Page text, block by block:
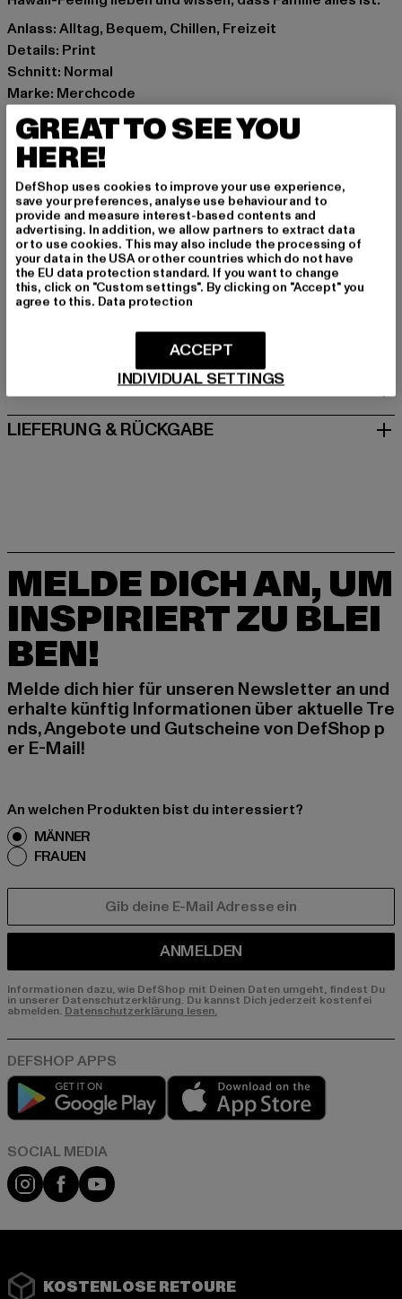
Anlass: Alltag, Bequem, Chillen, Freizeit
Details: Print
Schnitt: Normal
Marke: Merchcode
Kat.: T-Shirts
Farbe: weiß
Hersteller Farbe: white
Materialzusammensetzung: 100% Baumwolle
Art.Nr: MC1240-00220
Hersteller: TB International GmbH |info@tbint.de
Dr.-Robert-Murjahn-Straße 7 | 64372 Ober-Ramstadt |
DE
GRÖSSE & PASSFORM
PFLEGEHINWEISE
LIEFERUNG & RÜCKGABE
MELDE DICH AN, UM
INSPIRIERT ZU BLEI
BEN!
Melde dich hier für unseren Newsletter an und
erhalte künftig Informationen über aktuelle Tre
nds, Angebote und Gutscheine von DefShop p
er E-Mail!
An welchen Produkten bist du interessiert?
MÄNNER
FRAUEN
ANMELDEN
Informationen dazu, wie DefShop mit Deinen Daten umgeht, findest Du
in unserer Datenschutzerklärung. Du kannst Dich jederzeit kostenfei
abmelden. Datenschutzerklärung lesen.
Play market
Instagram
FacebookYouTube
KOSTENLOSE RETOURE
GREAT TO SEE YOU
HERE!
DefShop uses cookies to improve your use experience,
save your preferences, analyse use behaviour and to
provide and measure interest-based contents and
advertising. In addition, we allow partners to extract data
or to use cookies. This may also include the processing of
your data in the USA or other countries which do not have
the EU data protection standard. If you want to change
this, click on "Custom settings". By clicking on "Accept" you
agree to this. Data protection
INDIVIDUAL SETTINGS
ACCEPT